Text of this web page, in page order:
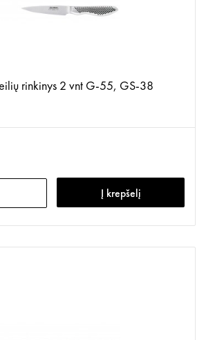
rinkinys 2 vnt G-55, GS-38
Į krepšelį